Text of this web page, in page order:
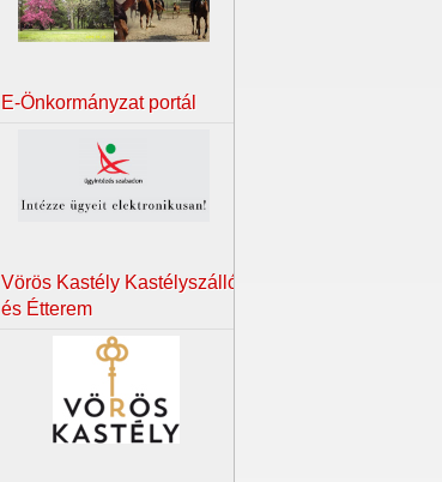
E-Önkormányzat portál
Vörös Kastély Kastélyszálló
és Étterem